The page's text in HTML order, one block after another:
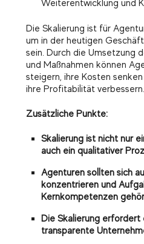
Weiterentwicklung und
Die Skalierung ist für
um in der heutigen
sein. Durch die Umsetzung
und Maßnahmen können
steigern, ihre Kosten
ihre Profitabilität verbessern.
Zusätzliche Punkte:
Skalierung ist nicht nur
auch ein qualitativer
Agenturen sollten sich
konzentrieren und
Kernkompetenzen
Die Skalierung
transparente